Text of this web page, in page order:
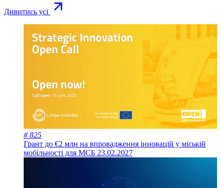
Дивитись усі
# 825
Грант до €2 млн на впровадження інновацій у міській
мобільності для МСБ 23.02.2027